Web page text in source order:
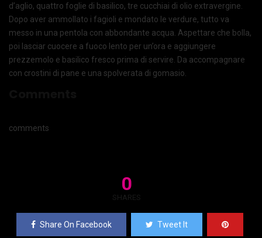
d’aglio, quattro foglie di basilico, tre cucchiai di olio extravergine.
Dopo aver ammollato i fagioli e mondato le verdure, tutto va
messo in una pentola con abbondante acqua. Aspettare che bolla,
poi lasciar cuocere a fuoco lento per un’ora e aggiungere
prezzemolo e basilico fresco prima di servire. Da accompagnare
con crostini di pane e una spolverata di gomasio.
comments
0
SHARES
Share On Facebook Tweet It